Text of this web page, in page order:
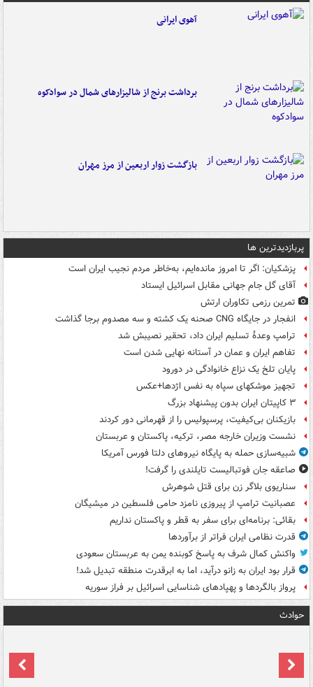
آهوی ایرانی
برداشت برنج از شالیزارهای شمال در سوادکوه
بازگشت زوار اربعین از مرز مهران
پربازدیدترین ها
پزشکیان: اگر تا امروز مانده‌ایم، به‌خاطر مردم نجیب ایران است
آقای گل جام جهانی مقابل اسرائیل ایستاد
تمرین رزمی تکاوران ارتش
انفجار در جایگاه CNG صحنه یک کشته و سه مصدوم برجا گذاشت
ترامپ وعدۀ تسلیم ایران داد، تحقیر نصیبش شد
تفاهم ایران و عمان در آستانه نهایی شدن است
پایان تلخ یک نزاع خانوادگی در دورود
تجهیز موشکهای سپاه به نفس اژدها+عکس
۳ کاپیتان ایران بدون پیشنهاد بزرگ
بازیکنان بی‌کیفیت، پرسپولیس را از قهرمانی دور کردند
نشست وزیران خارجه مصر، ترکیه، پاکستان و عربستان
شبیه‌سازی حمله به پایگاه نیروهای دلتا فورس آمریکا
صاعقه جان فوتبالیست تایلندی را گرفت!
سناریوی بلاگر زن برای قتل شوهرش
عصبانیت ترامپ از پیروزی نامزد حامی فلسطین در میشیگان
بقائی: برنامه‌ای برای سفر به قطر و پاکستان نداریم
قدرت نظامی ایران فراتر از برآوردها
واکنش کمال شرف به پاسخ کوبنده یمن به عربستان سعودی
قرار بود ایران به زانو درآید، اما به ابرقدرت منطقه تبدیل شد!
پرواز بالگردها و پهپادهای شناسایی اسرائیل بر فراز سوریه
حوادث